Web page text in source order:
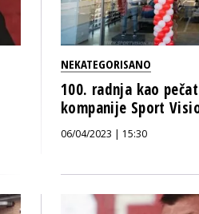
NEKATEGORISANO
100. radnja kao
kompanije Sport
06/04/2023 | 15:30